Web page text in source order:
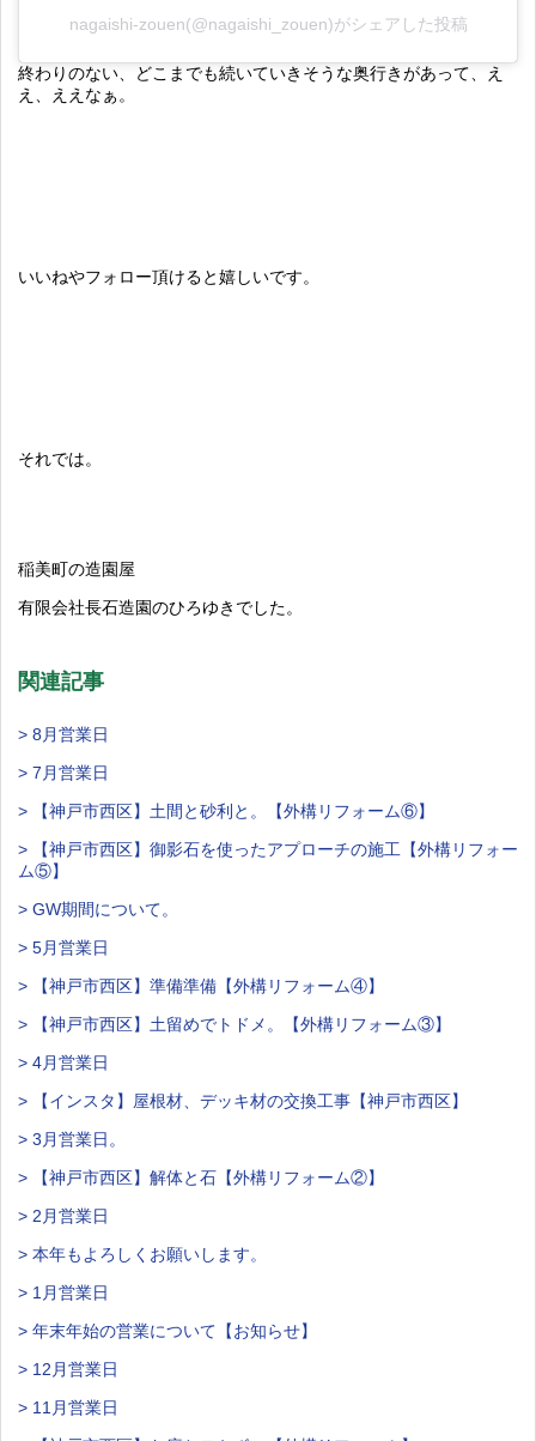
nagaishi-zouen(@nagaishi_zouen)がシェアした投稿
終わりのない、どこまでも続いていきそうな奥行きがあって、え
え、ええなぁ。
いいねやフォロー頂けると嬉しいです。
それでは。
稲美町の造園屋
有限会社長石造園のひろゆきでした。
関連記事
> 8月営業日
> 7月営業日
> 【神戸市西区】土間と砂利と。【外構リフォーム⑥】
> 【神戸市西区】御影石を使ったアプローチの施工【外構リフォー
ム⑤】
> GW期間について。
> 5月営業日
> 【神戸市西区】準備準備【外構リフォーム④】
> 【神戸市西区】土留めでトドメ。【外構リフォーム③】
> 4月営業日
> 【インスタ】屋根材、デッキ材の交換工事【神戸市西区】
> 3月営業日。
> 【神戸市西区】解体と石【外構リフォーム②】
> 2月営業日
> 本年もよろしくお願いします。
> 1月営業日
> 年末年始の営業について【お知らせ】
> 12月営業日
> 11月営業日